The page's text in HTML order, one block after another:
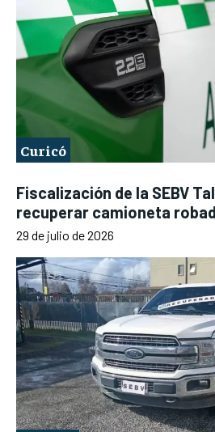
Curicó
Fiscalización de la SEBV
recuperar camioneta
29 de julio de 2026